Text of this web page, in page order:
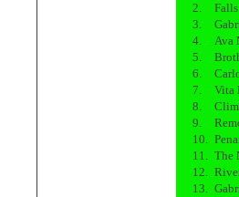
2.
Falls
3.
4.
Ava
5.
6.
7.
Vita
8.
9.
10.
11. The
12.
13.